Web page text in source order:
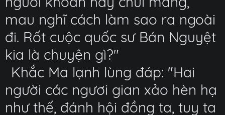
mau nghĩ cách làm sao ra ngoài
đi. Rốt cuộc quốc sư Bán Nguyệt
kia là chuyện gì?"
Khắc Ma lạnh lùng đáp: "Hai
người các ngươi gian xảo hèn hạ
như thế, đánh hội đồng ta, tuy ta